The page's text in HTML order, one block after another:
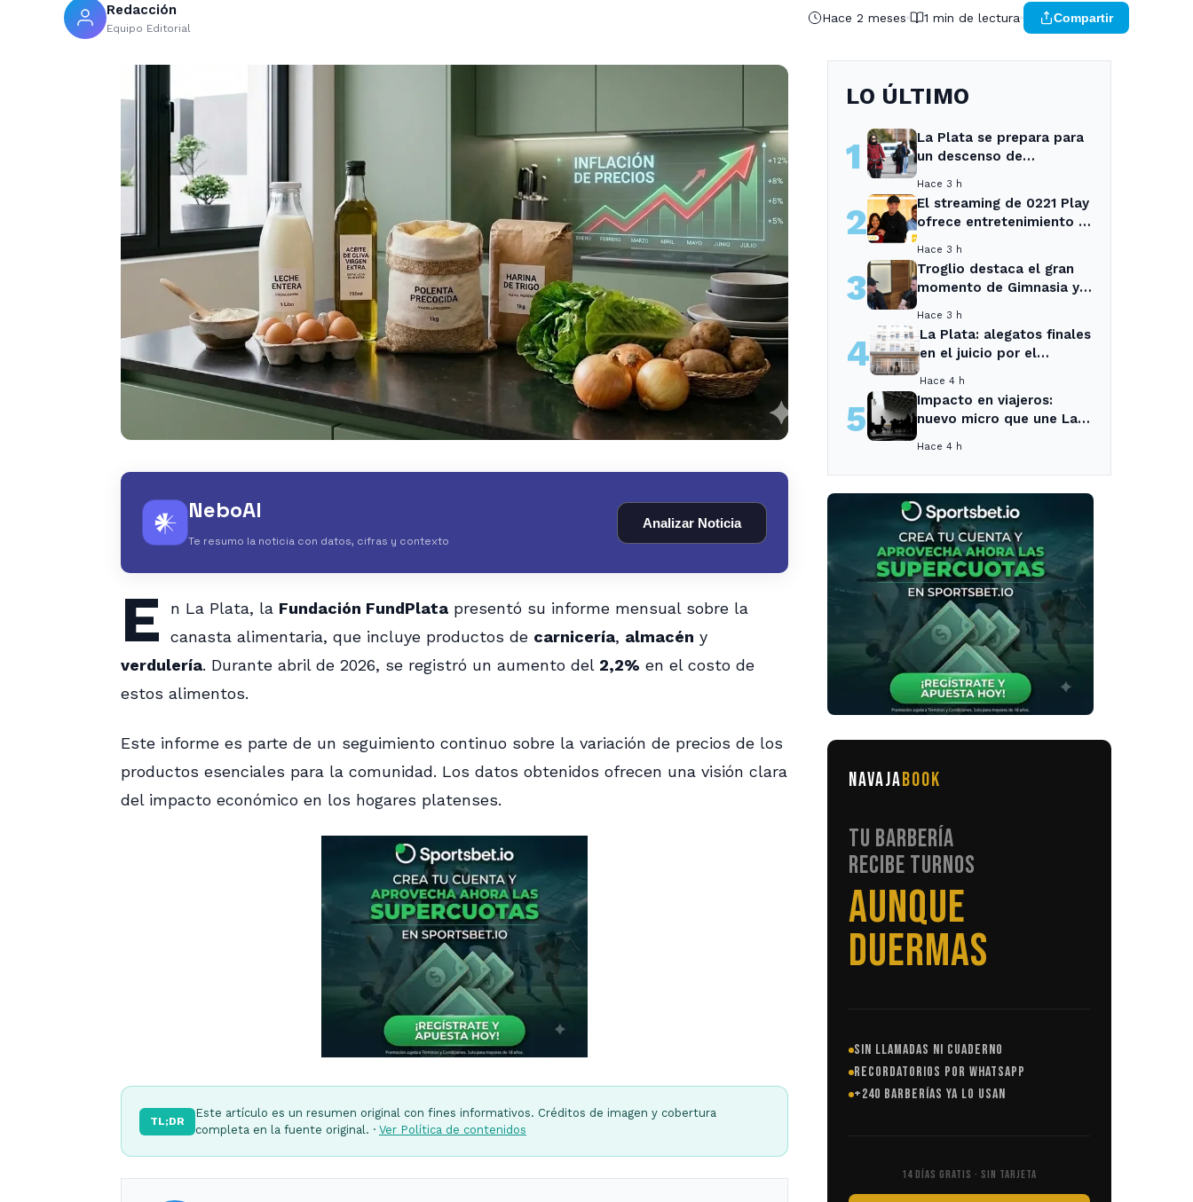
Redacción
Equipo Editorial
Hace 2 meses 1 min de lectura Compartir
𒀭 NeboAI
Te resumo la noticia con datos, cifras y contexto
Analizar Noticia
E n La Plata, la Fundación FundPlatapresentó su informe mensual sobre la
canasta alimentaria, que incluye productos de carnicería, almacén y
verdulería. Durante abril de 2026, se registró un aumento del 2,2% en el costo de
estos alimentos.
Este informe es parte de un seguimiento continuo sobre la variación de precios de los
productos esenciales para la comunidad. Los datos obtenidos ofrecen una visión clara
del impacto económico en los hogares platenses.
TL;DR
Este artículo es un resumen original con fines informativos. Créditos de imagen y cobertura
completa en la fuente original. · Ver Política de contenidos
LO ÚLTIMO
1
La Plata se prepara para
un descenso de
Hace 3 h
2
El streaming de 0221 Play
ofrece entretenimiento y
Hace 3 h
3
Troglio destaca el gran
momento de Gimnasia y
entrenador
Hace 3 h
4
La Plata: alegatos finales
en el juicio por el
Hace 4 h
5
Impacto en viajeros:
nuevo micro que une La
tramo específico
Hace 4 h
NAVAJABOOK
TU BARBERÍA
RECIBE TURNOS
SIN LLAMADAS
SIN LLAMADAS NI CUADERNO
RECORDATORIOS POR WHATSAPP
+240 BARBERÍAS YA LO USAN
14 DÍAS GRATIS · SIN TARJETA